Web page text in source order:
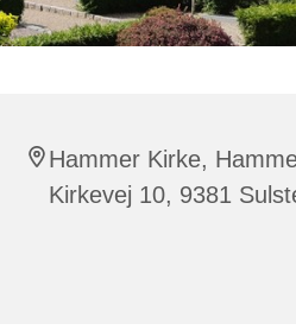
Hammer Kirke,
Kirkevej 10, 9381